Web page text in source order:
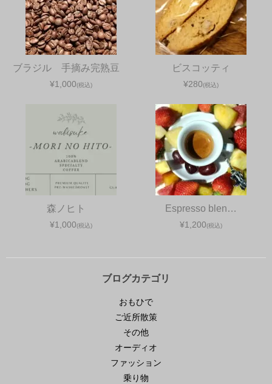
ブラジル 手摘み完熟豆
¥1,000(税込)
ビスコッティ
¥280(税込)
森ノヒト
¥1,000(税込)
Espresso blen…
¥1,200(税込)
ブログカテゴリ
おもひで
ご近所散策
その他
オーディオ
ファッション
乗り物